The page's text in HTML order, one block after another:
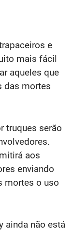
e
mais fácil
aqueles que
das mortes
truques serão
aos
enviando
mortes o uso
ainda não está